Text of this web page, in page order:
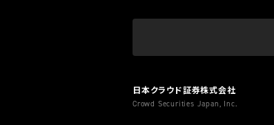
日本クラウド証券株式会社
Crowd Securities Japan, Inc.